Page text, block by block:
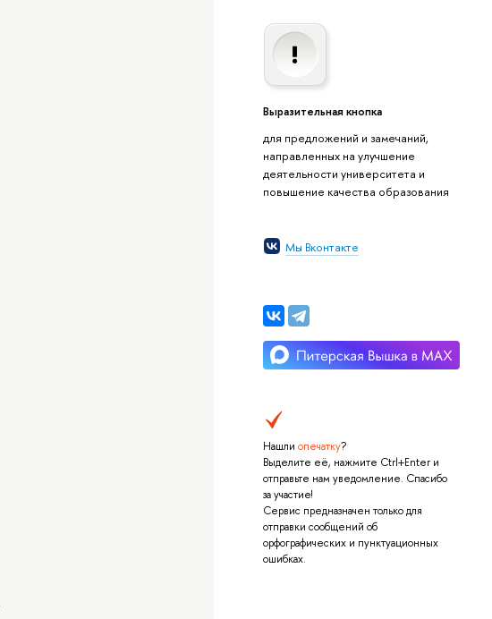
Выразительная кнопка
для предложений и замечаний,
направленных на улучшение
деятельности университета и
повышение качества образования
Мы Вконтакте
Нашли опечатку?
Выделите её, нажмите Ctrl+Enter и
отправьте нам уведомление. Спасибо
за участие!
Сервис предназначен только для
отправки сообщений об
орфографических и пунктуационных
ошибках.